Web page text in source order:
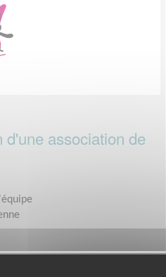
association de